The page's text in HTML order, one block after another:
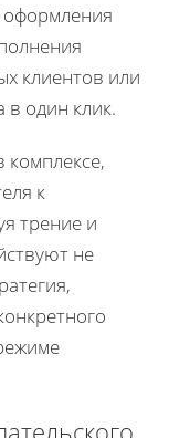
клиентов или
в один клик.
комплексе,
к
трение и
не